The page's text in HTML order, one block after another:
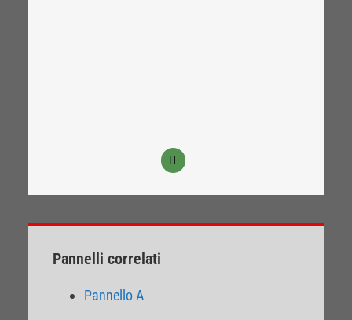
Pannelli correlati
Pannello A